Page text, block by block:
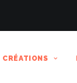
CRÉATIONS